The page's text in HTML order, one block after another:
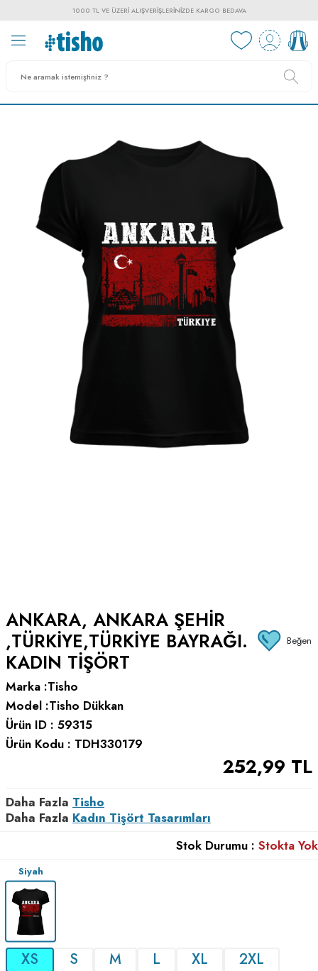
1000 TL VE ÜZERI ALIŞVERIŞLERINIZDE KARGO BEDAVA
ANKARA, ANKARA ŞEHIR
,TÜRKIYE,TÜRKIYE BAYRAĞI.
KADIN TIŞÖRT
Beğen
Marka :Tisho
Model :Tisho Dükkan
Ürün ID : 59315
Ürün Kodu : TDH330179
252,99 TL
Daha Fazla Tisho
Daha Fazla Kadın Tişört Tasarımları
Stok Durumu : Stokta Yok
Siyah
XS S M L XL
2XL